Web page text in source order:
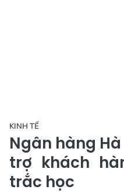
KINH TẾ
Ngân hàng
trợ khách
trắc học